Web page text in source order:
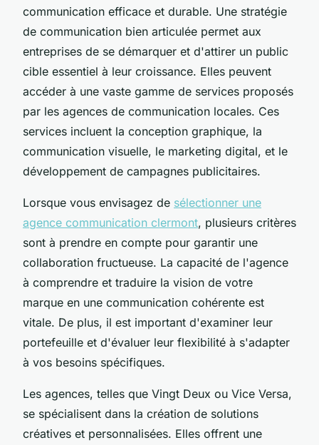
communication efficace et durable. Une stratégie
de communication bien articulée permet aux
entreprises de se démarquer et d'attirer un public
cible essentiel à leur croissance. Elles peuvent
accéder à une vaste gamme de services proposés
par les agences de communication locales. Ces
services incluent la conception graphique, la
communication visuelle, le marketing digital, et le
développement de campagnes publicitaires.
Lorsque vous envisagez de sélectionner une
agence communication clermont, plusieurs critères
sont à prendre en compte pour garantir une
collaboration fructueuse. La capacité de l'agence
à comprendre et traduire la vision de votre
marque en une communication cohérente est
vitale. De plus, il est important d'examiner leur
portefeuille et d'évaluer leur flexibilité à s'adapter
à vos besoins spécifiques.
Les agences, telles que Vingt Deux ou Vice Versa,
se spécialisent dans la création de solutions
créatives et personnalisées. Elles offrent une